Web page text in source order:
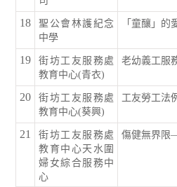
18
聖公會林護紀念
中學
「童釀」
19
街坊工友服務處
教育中心(青衣)
老幼義工服
20
街坊工友服務處
教育中心(葵興)
工友勞工法
21
街坊工友服務處
教育中心天水圍
婦女綜合服務中
心
傷健無界限